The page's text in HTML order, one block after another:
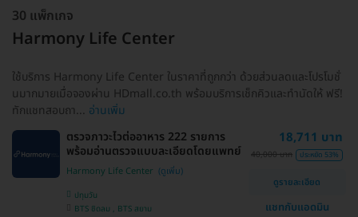
30 แพ็กเกจ
Harmony Life Center
ใช้บริการ Harmony Life Center ในราคาที่ถูกกว่า ด้วยส่วนลดและโปรโมชั่
นมากมายเมื่อจองผ่าน HDmall.co.th พร้อมบริการเช็กคิวและทำนัดให้ ฟรี!
ทักแชทสอบถา... อ่านเพิ่ม
ตรวจภาวะไวต่ออาหาร 222 รายการ
พร้อมอ่านตรวจแบบละเอียดโดยแพทย์
Harmony Life Center
ปทุมวัน
BTS ชิดลม , BTS สยาม
18,711 บาท
40,000 บาท ประหยัด 53%
ดูรายละเอียด
แชทกับแอดมิน